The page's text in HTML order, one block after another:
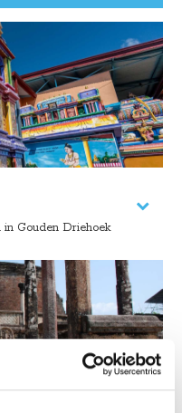
in Gouden Driehoek